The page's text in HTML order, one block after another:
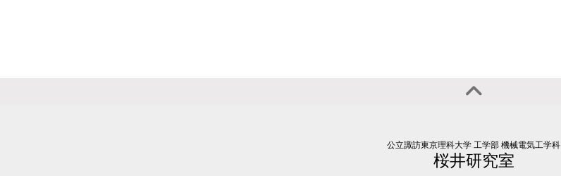
公立諏訪東京理科大学 工学部 機械電気工学科
桜井研究室